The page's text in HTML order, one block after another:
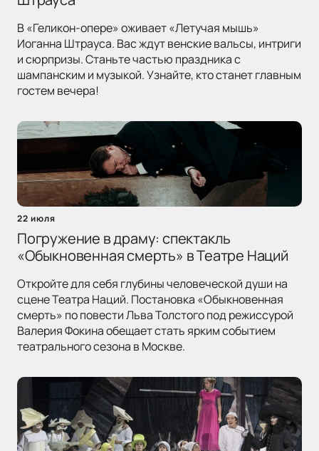
В «Геликон-опере» оживает «Летучая мышь»
Иоганна Штрауса. Вас ждут венские вальсы, интриги
и сюрпризы. Станьте частью праздника с
шампанским и музыкой. Узнайте, кто станет главным
гостем вечера!
22 июля
Погружение в драму: спектакль
«Обыкновенная смерть» в Театре Наций
Откройте для себя глубины человеческой души на
сцене Театра Наций. Постановка «Обыкновенная
смерть» по повести Льва Толстого под режиссурой
Валерия Фокина обещает стать ярким событием
театрального сезона в Москве.